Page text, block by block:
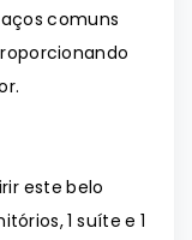
comuns
este belo
1 suíte e 1